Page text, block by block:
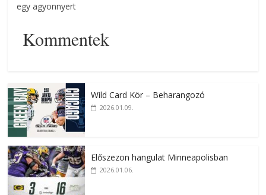
egy agyonnyert
Kommentek
Wild Card Kör – Beharangozó
2026.01.09.
Előszezon hangulat Minneapolisban
2026.01.06.